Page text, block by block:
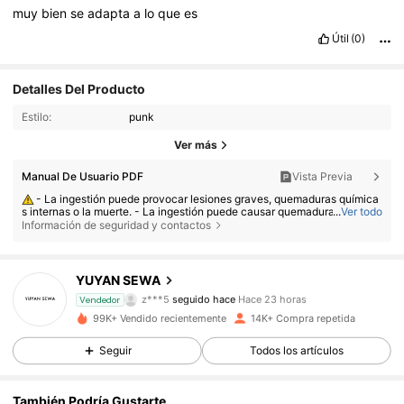
muy bienseadaptaa loquees
Útil (0)
Detalles Del Producto
Estilo: punk
Ver más
Manual De Usuario PDF
Vista Previa
- La ingestión puede provocar lesiones graves, quemaduras química
s internas o la muerte. - La ingestión puede causar quemaduras graves
en tan solo 2 horas. - Si se ha ingerido una pila o se ha introducido en al
...Ver todo
Información de seguridad y contactos
YUYAN SEWA
Vendedor
z***5seguido hace
p***9 está navegando
4,69
4.3K Seguidores
99K+ Vendido recientemente 14K+ Compra repetida
Seguir Todos los artículos
También Podría Gustarte